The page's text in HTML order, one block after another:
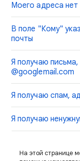
Моего адреса нет
В поле "Кому"
почты
Я получаю
@googlemail.com
Я получаю спам,
Я получаю
На этой странице